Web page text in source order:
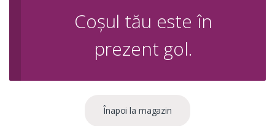
Coșul tău este în
prezent gol.
Înapoi la magazin